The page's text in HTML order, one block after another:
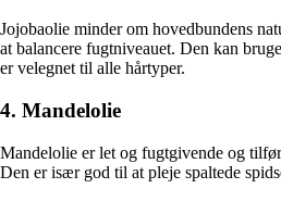
Jojobaolie minder om hovedbundens
at balancere fugtniveauet. Den kan
er velegnet til alle hårtyper.
4. Mandelolie
Mandelolie er let og fugtgivende og
Den er især god til at pleje spaltede